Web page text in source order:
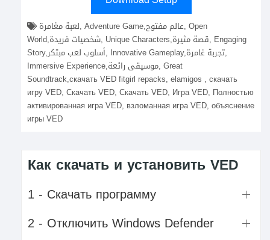
World,شخصيات فريدة, Unique Characters,قصة مثيرة, Engaging
Story,أسلوب لعب مبتكر, Innovative Gameplay,تجربة غامرة,
Immersive Experience,موسيقى رائعة, Great
Soundtrack,скачать VED fitgirl repacks, elamigos , скачать
игру VED, Скачать VED, Скачать VED, Игра VED, Полностью
активированная игра VED, взломанная игра VED, объяснение
игры VED
Как скачать и установить VED
1 - Скачать программу
2 - Отключить Windows Defender